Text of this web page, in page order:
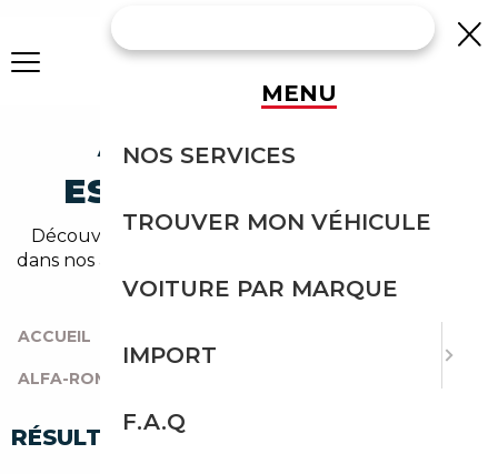
ALFA-ROMEO 8C
ESSENCE OCCASION
Découvrez un large choix de alfa-romeo essence
dans nos annonces de 8c. Un import sans effort avec
Courtage Auto.
ACCUEIL
ALFA-ROMEO
RÉSULTATS DE VOTRE RECHERCHE
MENU
NOS SERVICES
TROUVER MON VÉHICULE
VOITURE PAR MARQUE
IMPORT
F.A.Q